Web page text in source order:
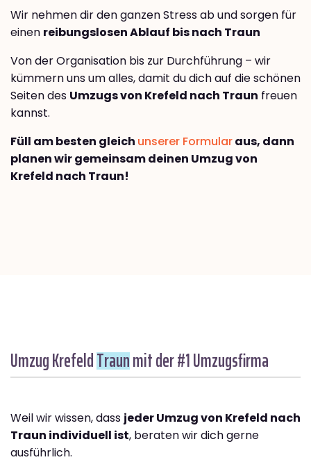
Wir nehmen dir den ganzen Stress ab und sorgen für
einen reibungslosen Ablauf bis nach Traun
Von der Organisation bis zur Durchführung – wir
kümmern uns um alles, damit du dich auf die schönen
Seiten des Umzugs von Krefeld nach Traun freuen
kannst.
Füll am besten gleich unserer Formularaus, dann
planen wir gemeinsam deinen Umzug von
Krefeld nach Traun!
Umzug KrefeldTraunmit der #1 Umzugsfirma
Weil wir wissen, dass jeder Umzug von Krefeld nach
Traun individuell ist, beraten wir dich gerne
ausführlich.